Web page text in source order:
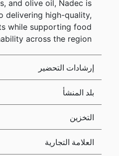
and olive oil, Nadec is
delivering high-quality,
while supporting food
across the region.
إرشادات التحضير
بلد المنشأ
التخزين
العلامة التجارية